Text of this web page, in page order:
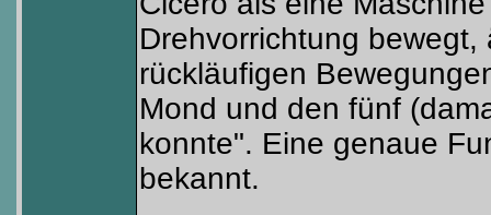
Drehvorrichtung
rückläufigen
Mond und den fünf
konnte". Eine genaue
bekannt.